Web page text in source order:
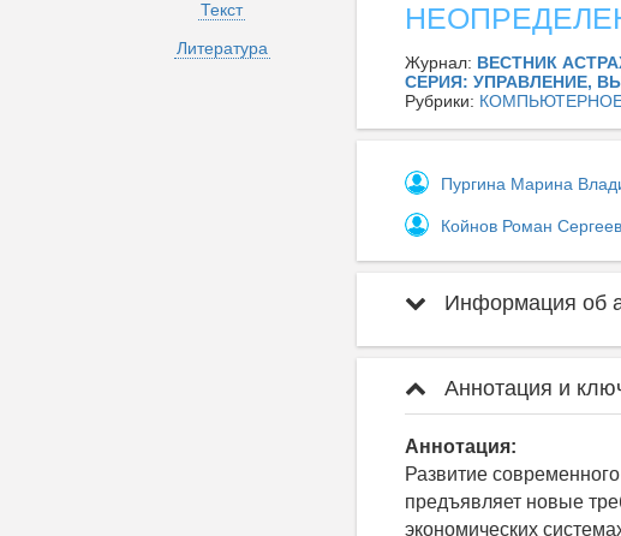
Текст
Литература
Журнал: ВЕСТНИК
СЕРИЯ: УПРАВЛЕНИЕ,
Рубрики:
Пургина Марина
Койнов Роман
Информация об
Аннотация и
Аннотация:
Развитие
предъявляет новые
экономических